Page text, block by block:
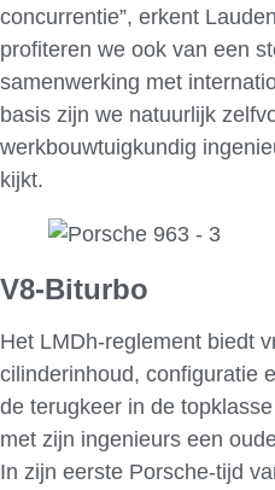
concurrentie”, erkent
profiteren we ook van een
samenwerking met
basis zijn we natuurlijk
werkbouwtuigkundig
kijkt.
V8-Biturbo
Het LMDh-reglement biedt
cilinderinhoud, configuratie
de terugkeer in de
met zijn ingenieurs een
In zijn eerste Porsche-tijd